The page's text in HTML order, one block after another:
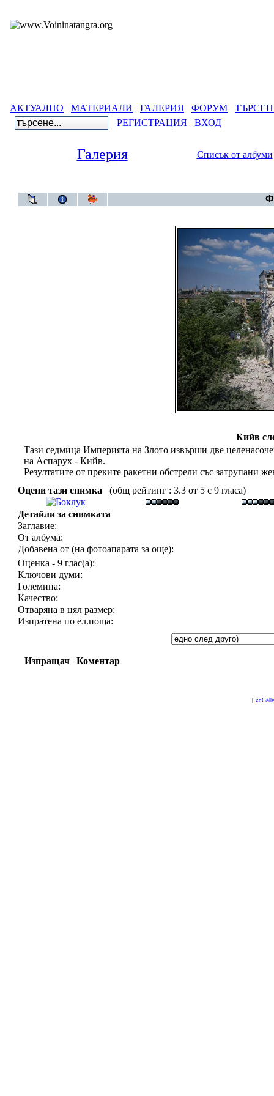
АКТУАЛНО МАТЕРИАЛИ ГАЛЕРИЯ ФОРУМ
РЕГИСТРАЦИЯ
ВХОД
Галерия Списък от албуми
Кийв
Тази седмица Империята на Злото извърши две
на Аспарух - Кийв.
Резултатите от преките ракетни обстрели със затрупани
Оцени тази снимка
(общ рейтинг : 3.3 от 5 с 9 гласа)
Детайли за снимката
Заглавие:
От албума:
Добавена от (на фотоапарата за още):
Оценка - 9 глас(а):
Ключови думи:
Големина:
Качество:
Отваряна в цял размер:
Изпратена по ел.поща:
Изпращач Коментар
[